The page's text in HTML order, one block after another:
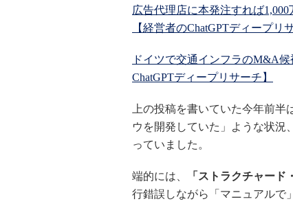
広告代理店に本発注すれば
【経営者のChatGPTディープリ
ドイツで交通インフラのM&A
ChatGPTディープリサーチ】
上の投稿を書いていた今年前半
ウを開発していた」ような状況
っていました。
端的には、 「ストラクチャード
行錯誤しながら「マニュアルで